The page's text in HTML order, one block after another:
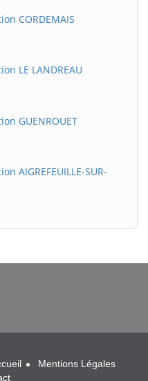
CORDEMAIS
LE LANDREAU
GUENROUET
AIGREFEUILLE-SUR-
Mentions Légales